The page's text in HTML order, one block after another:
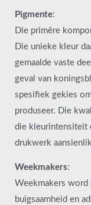
Pigmente:
Die primêre
Die unieke kleur
gemaalde vaste
geval van
spesifiek gekies
produseer. Die
die kleurintensiteit
drukwerk
Weekmakers:
Weekmakers word
buigsaamheid en